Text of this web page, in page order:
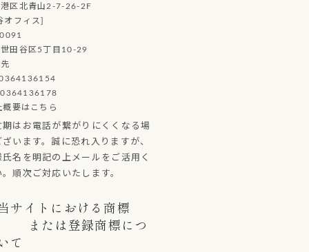
区北青山2-7-26-2F
オフィス]
田谷区5丁目10-29
0364136178
概要はこちら
はお電話が繋がりにくくなる場
ざいます。誠に恐れ入りますが、
氏名を明記の上メールをご活用く
順次ご対応いたします。
サイトにおける商標
たは登録商標につ
て